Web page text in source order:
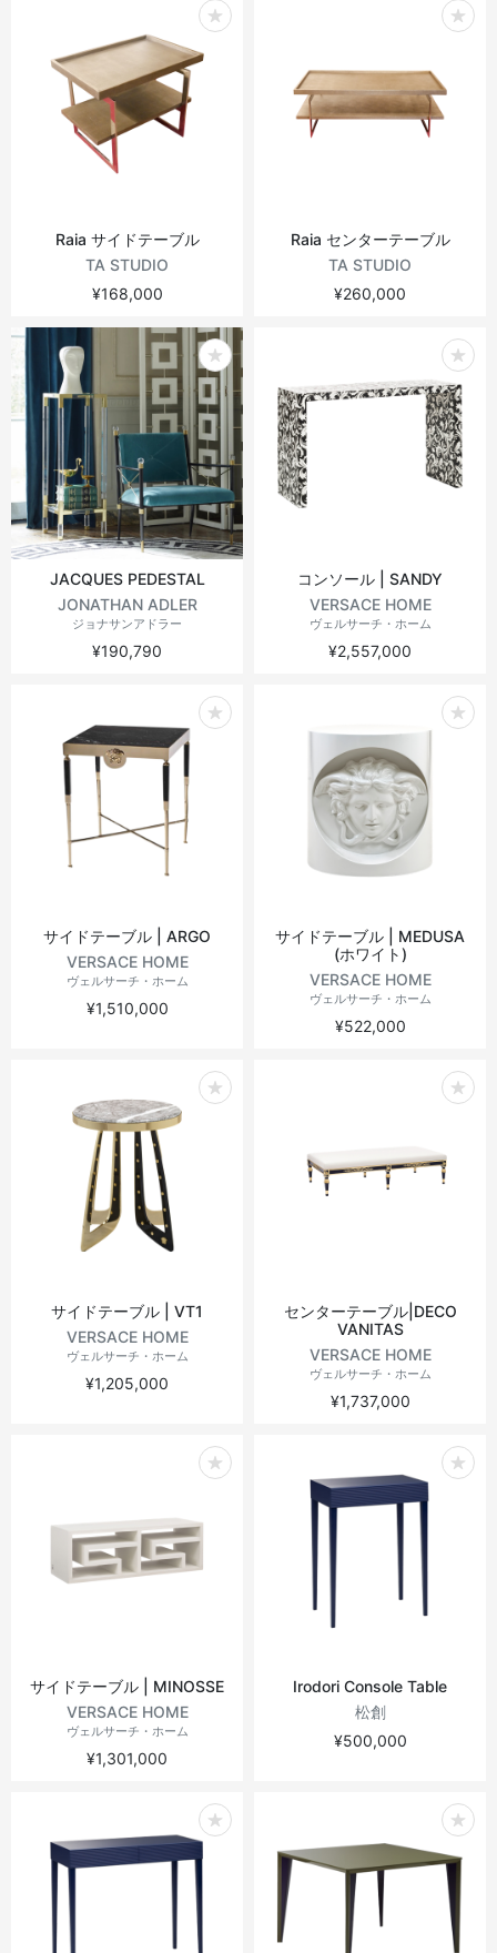
Raia サイドテーブル
TA STUDIO
¥168,000
Raia センターテーブル
TA STUDIO
¥260,000
JACQUES PEDESTAL
JONATHAN ADLER
ジョナサンアドラー
¥190,790
コンソール | SANDY
VERSACE HOME
ヴェルサーチ・ホーム
¥2,557,000
サイドテーブル | ARGO
VERSACE HOME
ヴェルサーチ・ホーム
¥1,510,000
サイドテーブル | MEDUSA
(ホワイト)
VERSACE HOME
ヴェルサーチ・ホーム
¥522,000
サイドテーブル | VT1
VERSACE HOME
ヴェルサーチ・ホーム
¥1,205,000
センターテーブル|DECO
VANITAS
VERSACE HOME
ヴェルサーチ・ホーム
¥1,737,000
サイドテーブル | MINOSSE
VERSACE HOME
ヴェルサーチ・ホーム
¥1,301,000
Irodori Console Table
松創
¥500,000